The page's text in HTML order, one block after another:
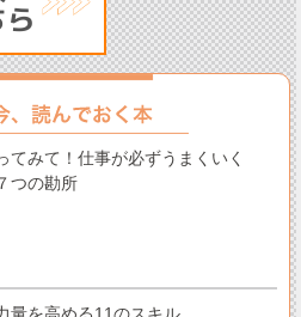
てみて！仕事が必ずうまくいく
つの勘所
量を高める11のスキル